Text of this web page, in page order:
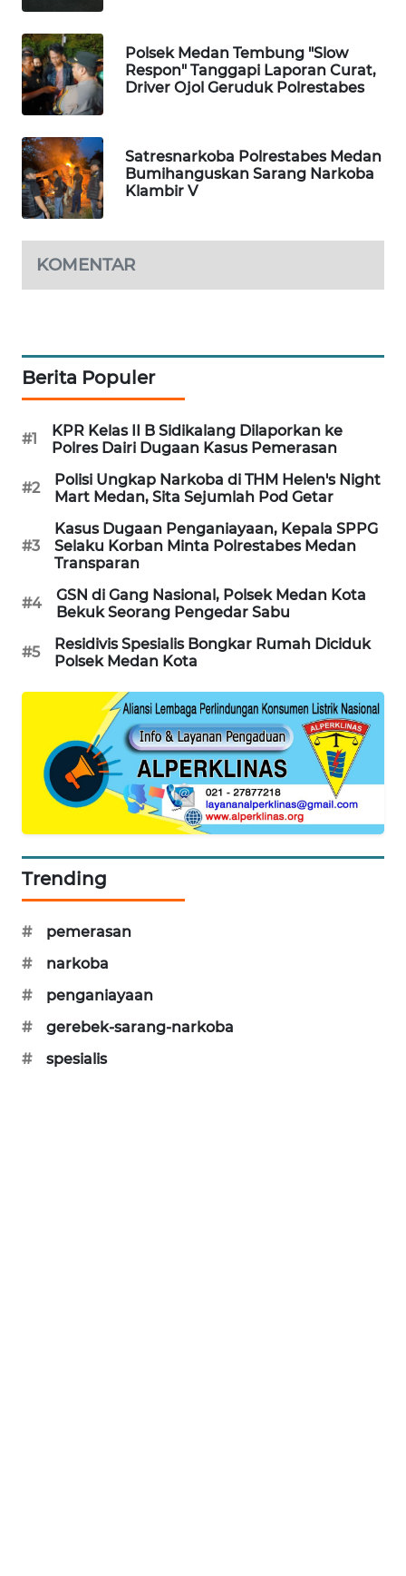
Polsek Medan Tembung "Slow
Respon" Tanggapi Laporan Curat,
Driver Ojol Geruduk Polrestabes
Satresnarkoba Polrestabes Medan
Bumihanguskan Sarang Narkoba
Klambir V
KOMENTAR
Berita Populer
#1
KPR Kelas II B Sidikalang Dilaporkan ke
Polres Dairi Dugaan Kasus Pemerasan
#2
Polisi Ungkap Narkoba di THM Helen's Night
Mart Medan, Sita Sejumlah Pod Getar
#3
Kasus Dugaan Penganiayaan, Kepala SPPG
Selaku Korban Minta Polrestabes Medan
Transparan
#4
GSN di Gang Nasional, Polsek Medan Kota
Bekuk Seorang Pengedar Sabu
#5
Residivis Spesialis Bongkar Rumah Diciduk
Polsek Medan Kota
Trending
#
pemerasan
#
narkoba
#
penganiayaan
#
gerebek-sarang-narkoba
#
spesialis
ENERGI
NEWS
CILEUNGSI
BERKAT
NEWS
BERAMPU
NEWS
AKHLAK
ID
PERAPKI
ASA
NEWS